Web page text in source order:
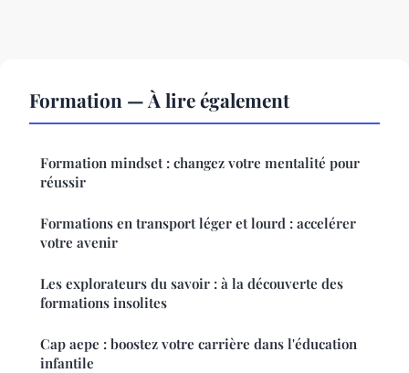
Formation — À lire également
Formation mindset : changez votre mentalité pour
réussir
Formations en transport léger et lourd : accelérer
votre avenir
Les explorateurs du savoir : à la découverte des
formations insolites
Cap aepe : boostez votre carrière dans l'éducation
infantile